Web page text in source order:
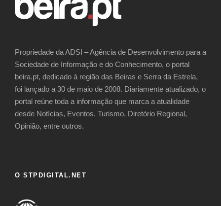
Propriedade da ADSI – Agência de Desenvolvimento para a
Sociedade de Informação e do Conhecimento, o portal
beira.pt, dedicado à região das Beiras e Serra da Estrela,
foi lançado a 30 de maio de 2008. Diariamente atualizado, o
portal reúne toda a informação que marca a atualidade
desde Notícias, Eventos, Turismo, Diretório Regional,
Opinião, entre outros.
O STPDIGITAL.NET